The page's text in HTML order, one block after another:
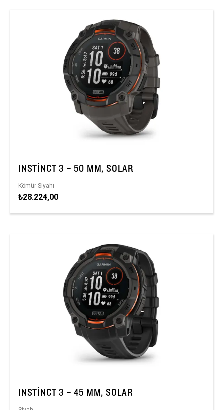
INSTINCT 3 – 50 MM, SOLAR
Kömür Siyahı
₺28.224,00
INSTINCT 3 – 45 MM, SOLAR